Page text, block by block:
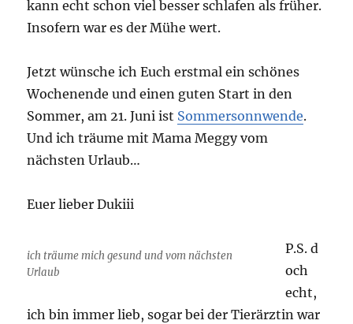
kann echt schon viel besser schlafen als früher.
Insofern war es der Mühe wert.
Jetzt wünsche ich Euch erstmal ein schönes
Wochenende und einen guten Start in den
Sommer, am 21. Juni ist Sommersonnwende.
Und ich träume mit Mama Meggy vom
nächsten Urlaub…
Euer lieber Dukiii
ich träume mich gesund und vom nächsten
Urlaub
P.S. d
och
echt,
ich bin immer lieb, sogar bei der Tierärztin war